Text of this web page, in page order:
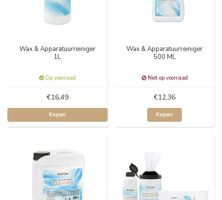
Wax & Apparatuurreiniger
1L
Op voorraad
€16,49
Kopen
Wax & Apparatuurreiniger
500 ML
Niet op voorraad
€12,36
Kopen